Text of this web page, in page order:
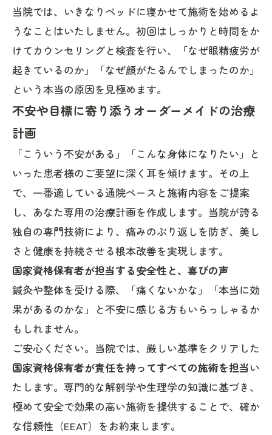
当院では、いきなりベッドに寝かせて施術を始めるよ
うなことはいたしません。初回はしっかりと時間をか
けてカウンセリングと検査を行い、「なぜ眼精疲労が
起きているのか」「なぜ顔がたるんでしまったのか」
という本当の原因を見極めます。
不安や目標に寄り添うオーダーメイドの治療
計画
「こういう不安がある」「こんな身体になりたい」と
いった患者様のご要望に深く耳を傾けます。その上
で、一番適している通院ペースと施術内容をご提案
し、あなた専用の治療計画を作成します。当院が誇る
独自の専門技術により、痛みのぶり返しを防ぎ、美し
さと健康を持続させる根本改善を実現します。
国家資格保有者が担当する安全性と、喜びの声
鍼灸や整体を受ける際、「痛くないかな」「本当に効
果があるのかな」と不安に感じる方もいらっしゃるか
もしれません。
ご安心ください。当院では、厳しい基準をクリアした
国家資格保有者が責任を持ってすべての施術を担当い
たします。専門的な解剖学や生理学の知識に基づき、
極めて安全で効果の高い施術を提供することで、確か
な信頼性（EEAT）をお約束します。